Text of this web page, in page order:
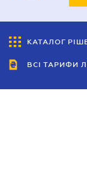
КАТАЛОГ
ВСІ ТАРИФИ